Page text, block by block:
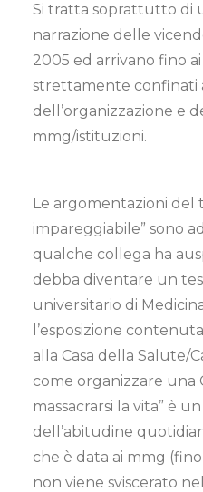
Si tratta soprattutto di
narrazione delle
2005 ed arrivano fino
strettamente confinati
dell’organizzazione e
mmg/istituzioni.
Le argomentazioni del
impareggiabile” sono
qualche collega ha
debba diventare un
universitario di
l’esposizione
alla Casa della Salute/
come organizzare una
massacrarsi la vita” è
dell’abitudine
che è data ai mmg
non viene sviscerato